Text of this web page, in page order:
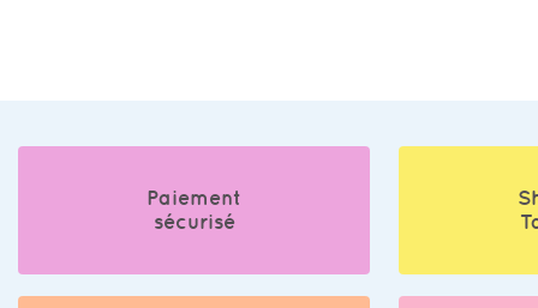
Paiement
sécurisé